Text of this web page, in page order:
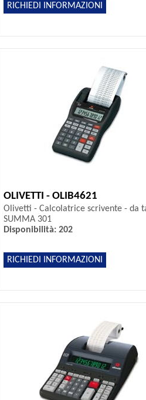
RICHIEDI INFORMAZIONI
OLIVETTI - OLIB4621
Olivetti - Calcolatrice scrivente - da
SUMMA 301
Disponibilità: 202
RICHIEDI INFORMAZIONI